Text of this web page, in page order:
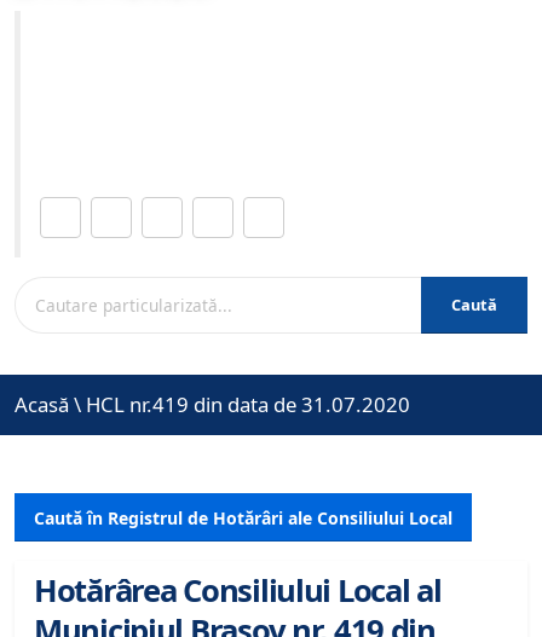
Caută
Acasă \ HCL nr.419 din data de 31.07.2020
Caută în Registrul de Hotărâri ale Consiliului Local
Hotărârea Consiliului Local al